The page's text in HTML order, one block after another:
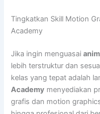
Tingkatkan Skill Motion
Academy
Jika ingin menguasai
lebih terstruktur dan
kelas yang tepat adalah
Academy menyediakan
grafis dan motion